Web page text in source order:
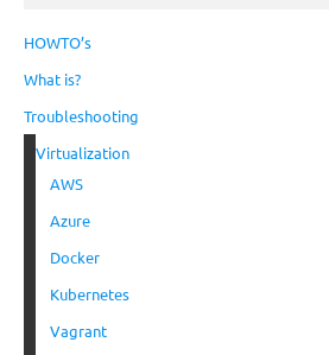
HOWTO’s
What is?
Troubleshooting
Virtualization
AWS
Azure
Docker
Kubernetes
Vagrant